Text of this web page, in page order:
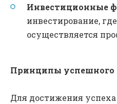
Инвестиционные
инвестирование,
осуществляется
Принципы успешного
Для достижения